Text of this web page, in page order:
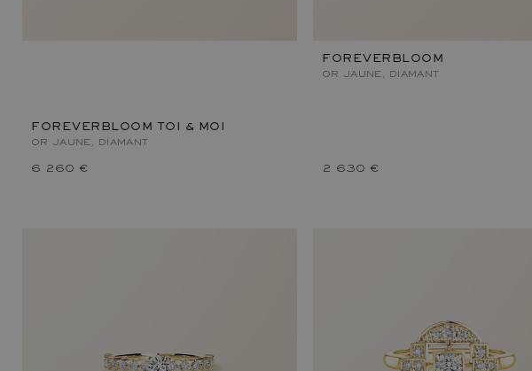
FOREVERBLOOM TOI & MOI
OR JAUNE, DIAMANT
6 260 €
FOREVERBLOOM
OR JAUNE, DIAMANT
2 630 €